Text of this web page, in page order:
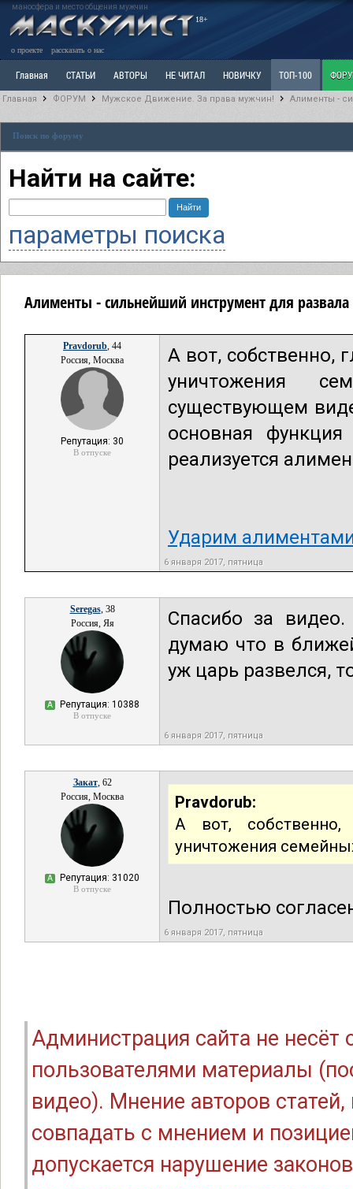
маносфера и место общения мужчин
18+
о проекте рассказать о нас
Главная СТАТЬИ АВТОРЫ НЕ ЧИТАЛ НОВИЧКУ ТОП-100
Ветка: Расстаюсь или Развожусь. САНЧАС Ветка: Наболевшее. Выскажись!
РАЗДЕЛ: Разное
Главная ФОРУМ Мужское Движение. За права мужчин! Алименты -
Поиск по форуму
Найти на сайте:
параметры поиска
Алименты - сильнейший инструмент для развала
Pravdorub, 44
Россия, Москва
Репутация: 30
В отпуске
А вот, собственно,
уничтожения
существующем
основная
реализуется
Ударим
6 января 2017, пятница
Seregas, 38
Россия, Яя
А Репутация: 10388
В отпуске
Спасибо за
думаю что в
уж царь развелся,
6 января 2017, пятница
Закат, 62
Россия, Москва
А Репутация: 31020
В отпуске
Pravdorub:
А вот, собственно,
уничтожения
Полностью
6 января 2017, пятница
Администрация сайта не
пользователями материалы
видео). Мнение авторов
совпадать с мнением и
допускается нарушение